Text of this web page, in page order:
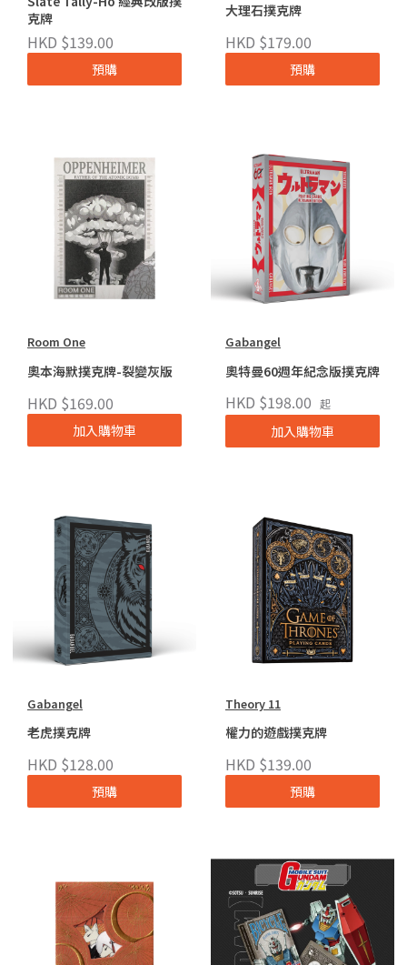
克牌
HKD $139.00
預購
大理石撲克牌
HKD $179.00
預購
Room One
奧本海默撲克牌-裂變灰版
HKD $169.00
加入購物車
Gabangel
奧特曼60週年紀念版撲克牌
HKD $198.00 起
加入購物車
Gabangel
老虎撲克牌
HKD $128.00
預購
Theory 11
權力的遊戲撲克牌
HKD $139.00
預購